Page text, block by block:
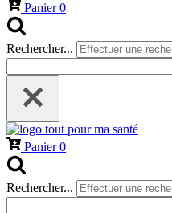
Panier0
Rechercher...
Panier0
Rechercher...